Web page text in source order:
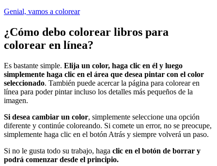
Genial, vamos a colorear
¿Cómo debo colorear libros para
colorear en línea?
Es bastante simple. Elija un color, haga clic en él y luego
simplemente haga clic en el área que desea pintar con el color
seleccionado. También puede acercar la página para colorear en
línea para poder pintar incluso los detalles más pequeños de la
imagen.
Si desea cambiar un color, simplemente seleccione una opción
diferente y continúe coloreando. Si comete un error, no se preocupe,
simplemente haga clic en el botón Atrás y siempre volverá un paso.
Si no le gusta todo su trabajo, haga clic en el botón de borrar y
podrá comenzar desde el principio.